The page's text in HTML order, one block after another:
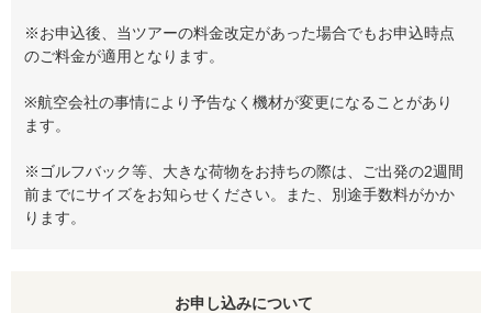
※お申込後、当ツアーの料金改定があった場合でもお申込時点
のご料金が適用となります。
※航空会社の事情により予告なく機材が変更になることがあり
ます。
※ゴルフバック等、大きな荷物をお持ちの際は、ご出発の2週間
前までにサイズをお知らせください。また、別途手数料がかか
ります。
お申し込みについて